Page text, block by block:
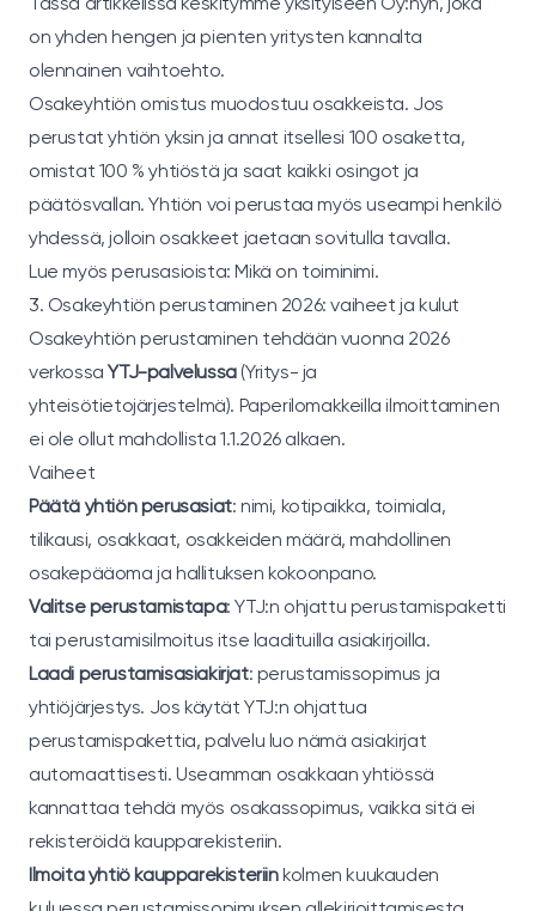
on yhden hengen ja pienten yritysten kannalta
olennainen vaihtoehto.
Osakeyhtiön omistus muodostuu osakkeista. Jos
perustat yhtiön yksin ja annat itsellesi 100 osaketta,
omistat 100 % yhtiöstä ja saat kaikki osingot ja
päätösvallan. Yhtiön voi perustaa myös useampi henkilö
yhdessä, jolloin osakkeet jaetaan sovitulla tavalla.
Lue myös perusasioista:Mikä on toiminimi.
3. Osakeyhtiön perustaminen 2026: vaiheet ja kulut
Osakeyhtiön perustaminen tehdään vuonna 2026
verkossaYTJ-palvelussa(Yritys- ja
yhteisötietojärjestelmä). Paperilomakkeilla ilmoittaminen
ei ole ollut mahdollista 1.1.2026 alkaen.
Vaiheet
Päätä yhtiön perusasiat: nimi, kotipaikka, toimiala,
tilikausi, osakkaat, osakkeiden määrä, mahdollinen
osakepääoma ja hallituksen kokoonpano.
Valitse perustamistapa: YTJ:n ohjattu perustamispaketti
tai perustamisilmoitus itse laadituilla asiakirjoilla.
Laadi perustamisasiakirjat: perustamissopimus ja
yhtiöjärjestys. Jos käytät YTJ:n ohjattua
perustamispakettia, palvelu luo nämä asiakirjat
automaattisesti. Useamman osakkaan yhtiössä
kannattaa tehdä myös osakassopimus, vaikka sitä ei
rekisteröidä kaupparekisteriin.
Ilmoita yhtiö kaupparekisteriinkolmen kuukauden